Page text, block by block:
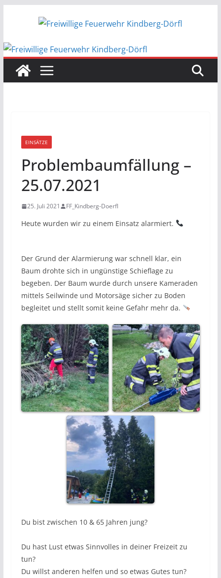
EINSÄTZE
Problembaumfällung –
25.07.2021
25. Juli 2021 FF_Kindberg-Doerfl
Heute wurden wir zu einem Einsatz alarmiert.
Der Grund der Alarmierung war schnell klar, ein
Baum drohte sich in ungünstige Schieflage zu
begeben. Der Baum wurde durch unsere Kameraden
mittels Seilwinde und Motorsäge sicher zu Boden
begleitet und stellt somit keine Gefahr mehr da.
Du bist zwischen 10 & 65 Jahren jung?
Du hast Lust etwas Sinnvolles in deiner Freizeit zu
tun?
Du willst anderen helfen und so etwas Gutes tun?